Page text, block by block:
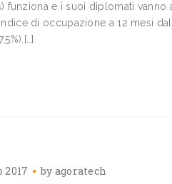
funziona e i suoi diplomati vanno
di occupazione a 12 mesi
2017 by agoratech